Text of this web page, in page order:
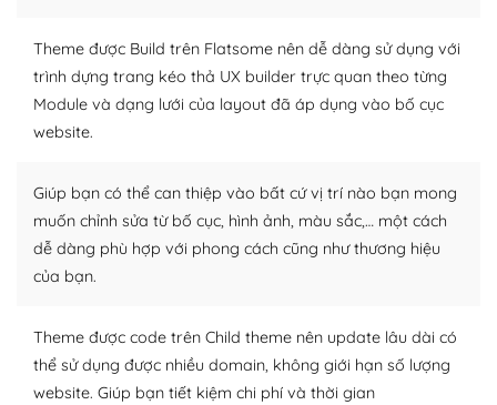
– Đa dạng plugin và themes
Plugin mở rộng là thành phần cài đặt thêm vào
WordPress để tăng thêm các tính năng cần thiết. Có
Nhờ lượng người dùng đông đảo, thư viện themes và
plugin của WordPress rất phong phú. Bạn có thể thỏa
thích chọn lựa plugin và themes phù hợp cho mục đích
WordPress đa dạng plugin và themes
– Dễ sử dụng
Theme được Build trên Flatsome nên dễ dàng sử dụng với
trình dựng trang kéo thả UX builder trực quan theo từng
Module và dạng lưới của layout đã áp dụng vào bố cục
website.
Giúp bạn có thể can thiệp vào bất cứ vị trí nào bạn mong
muốn chỉnh sửa từ bố cục, hình ảnh, màu sắc,… một cách
dễ dàng phù hợp với phong cách cũng như thương hiệu
của bạn.
Theme được code trên Child theme nên update lâu dài có
thể sử dụng được nhiều domain, không giới hạn số lượng
website. Giúp bạn tiết kiệm chi phí và thời gian